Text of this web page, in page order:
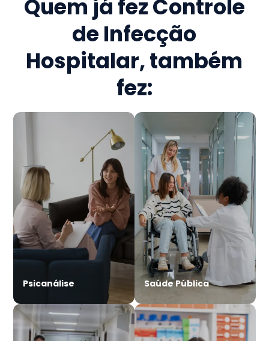
Quem já fezControle
de Infecção
Hospitalar, também
fez:
Psicanálise Saúde Pública